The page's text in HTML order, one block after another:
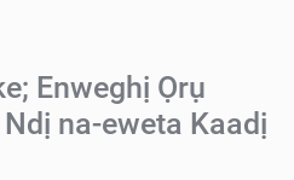
Enweghị Ọrụ
na-eweta Kaadị